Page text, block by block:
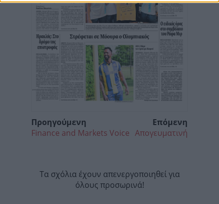
Προηγούμενη
Finance and Markets Voice
Επόμενη
Απογευματινή
Τα σχόλια έχουν απενεργοποιηθεί για
όλους προσωρινά!